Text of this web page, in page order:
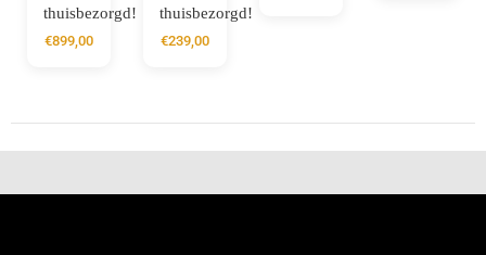
thuisbezorgd!
€899,00
thuisbezorgd!
€239,00